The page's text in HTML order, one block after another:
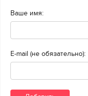
Ваше имя:
E-mail (не обязательно):